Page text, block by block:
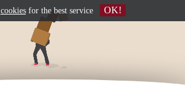
cookiesfor the best service OK!